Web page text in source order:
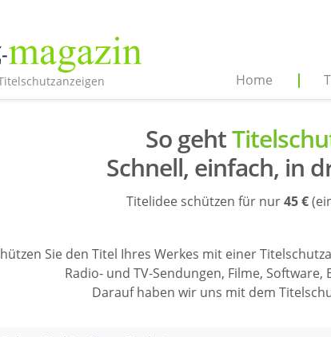
Home
So geht
Schnell, einfach, in
Titelidee schützen für nur45 €
Sie den Titel Ihres Werkes mit einer
Radio- und TV-Sendungen, Filme,
Darauf haben wir uns mit dem